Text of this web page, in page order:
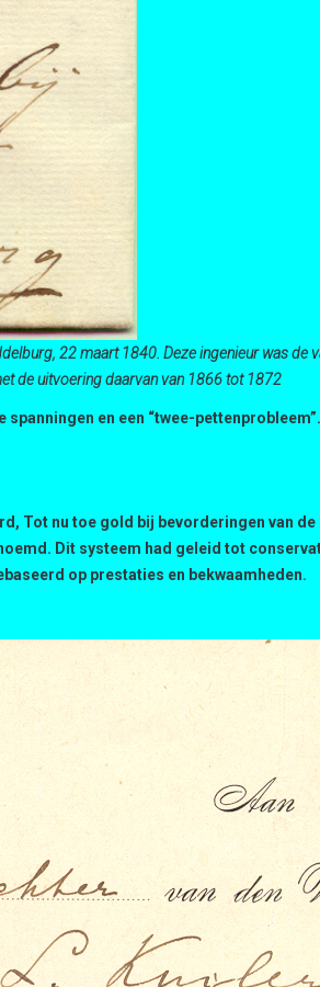
22 maart 1840. Deze ingenieur was de
de uitvoering daarvan van 1866 tot 1872
en een “twee-
Tot nu toe gold bij bevorderingen van
Dit systeem had geleid tot
op prestaties en bekwaamheden.